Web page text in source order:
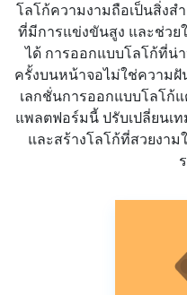
โลโก้ความงามถือเป็นสิ่ง
ที่มีการแข่งขันสูง และช่ว
ได้ การออกแบบโลโก้ที่น่
ครั้งบนหน้าจอไม่ใช่ความ
เลกชั่นการออกแบบโลโก้
แพลตฟอร์มนี้ ปรับเปลี่ยนเ
และสร้างโลโก้ที่สวยงา